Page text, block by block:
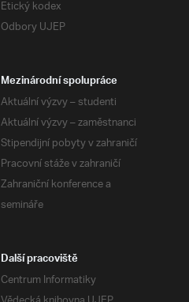
Etický kodex
Odbory UJEP
Mezinárodní spolupráce
Aktuální výzvy – studenti
Aktuální výzvy – zaměstnanci
Stipendijní pobyty v zahraničí
Pracovní stáže v zahraničí
Zahraniční konference a
semináře
Další pracoviště
Centrum Informatiky